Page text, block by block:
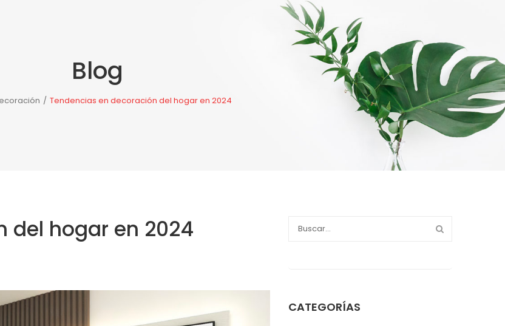
APARICIO DESCANSO
NOTICIAS
Blog
/ Tendencias en decoración del hogar en 2024
del hogar en 2024
CATEGORÍAS